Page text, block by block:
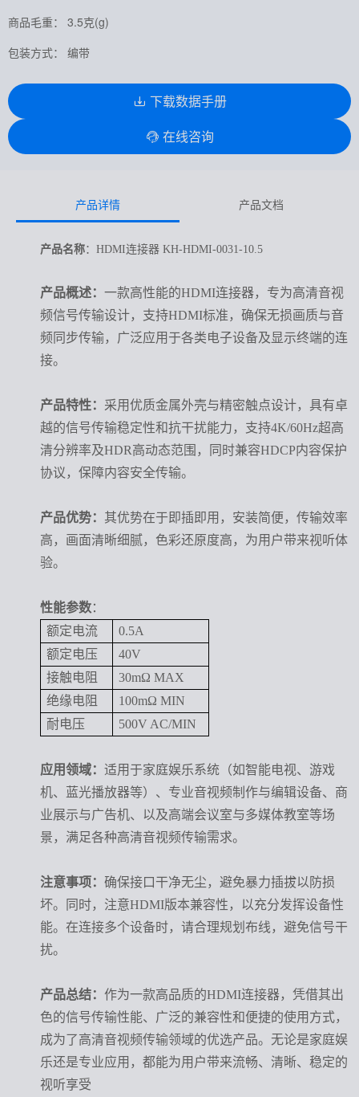
商品毛重： 3.5克(g)
包装方式： 编带
下载数据手册
在线咨询
产品详情 产品文档
产品名称：HDMI连接器 KH-HDMI-0031-10.5
产品概述： 一款高性能的HDMI连接器，专为高清音视
频信号传输设计，支持HDMI标准，确保无损画质与音
频同步传输，广泛应用于各类电子设备及显示终端的连
接。
产品特性： 采用优质金属外壳与精密触点设计，具有卓
越的信号传输稳定性和抗干扰能力，支持4K/60Hz超高
清分辨率及HDR高动态范围，同时兼容HDCP内容保护
协议，保障内容安全传输。
产品优势： 其优势在于即插即用，安装简便，传输效率
高，画面清晰细腻，色彩还原度高，为用户带来视听体
验。
性能参数：
额定电流
0.5A
额定电压
40V
接触电阻
30mΩ MAX
绝缘电阻
100mΩ MIN
耐电压
500V AC/MIN
应用领域： 适用于家庭娱乐系统（如智能电视、游戏
机、蓝光播放器等）、专业音视频制作与编辑设备、商
业展示与广告机、以及高端会议室与多媒体教室等场
景，满足各种高清音视频传输需求。
注意事项： 确保接口干净无尘，避免暴力插拔以防损
坏。同时，注意HDMI版本兼容性，以充分发挥设备性
能。在连接多个设备时，请合理规划布线，避免信号干
扰。
产品总结： 作为一款高品质的HDMI连接器，凭借其出
色的信号传输性能、广泛的兼容性和便捷的使用方式，
成为了高清音视频传输领域的优选产品。无论是家庭娱
乐还是专业应用，都能为用户带来流畅、清晰、稳定的
视听享受